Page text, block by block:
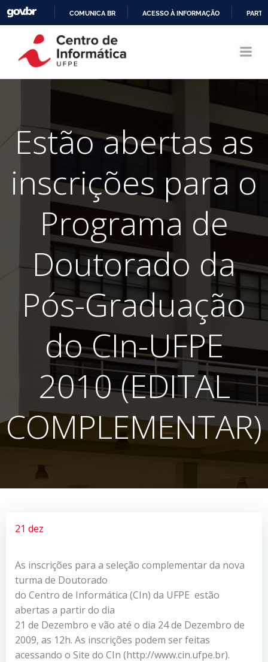
CONTEÚDO
COMUNICA BR ACESSO À INFORMAÇÃO
Estão abertas as
inscrições para o
Programa de
Doutorado da
Pós-Graduação
do CIn-UFPE
2010 (EDITAL
COMPLEMENTAR)
21 dez
As inscrições para a seleção complementar da nova
turma de Doutorado
do Centro de Informática (CIn) da UFPE estão
abertas a partir do dia
21 de Dezembro e vão até o dia 24 de Dezembro de
2009, as 12h. As inscrições podem ser feitas
acessando o Site do CIn (http://www.cin.ufpe.br).